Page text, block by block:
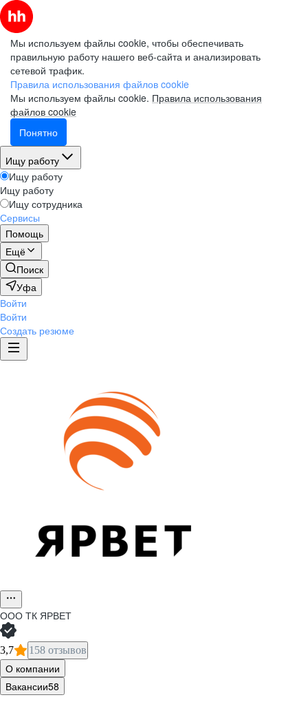
Мы используем файлы cookie, чтобы обеспечивать
правильную работу нашего веб-сайта и анализировать
сетевой трафик.
Правила использования файлов cookie
Мы используем файлы cookie. Правила использования
файлов cookie
Понятно
Ищу работу
Ищу работу
Ищу работу
Ищу сотрудника
Сервисы
Помощь
Ещё
Поиск
Уфа
Войти
Войти
Создать резюме
ООО ТК ЯРВЕТ
3,7 158 отзывов
О компании
Вакансии58